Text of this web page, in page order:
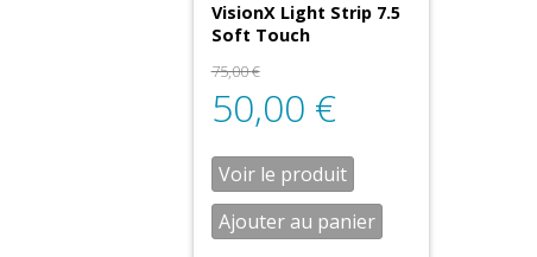
VisionX Light Strip 7.5
Soft Touch
75,00€
50,00 €
Voir le produit
Ajouter au panier